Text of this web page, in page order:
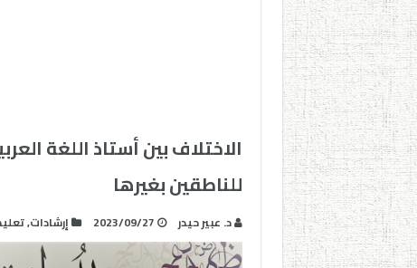
الاختلاف بين أستاذ اللغة
للناطقين بغيرها
د. عبير حيدر 2023/09/27 إرشادات,